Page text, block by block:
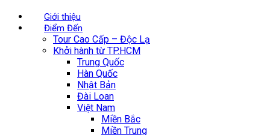
Giới thiệu
Điểm Đến
Tour Cao Cấp – Độc Lạ
Khởi hành từ TP.HCM
Trung Quốc
Hàn Quốc
Nhật Bản
Đài Loan
Việt Nam
Miền Bắc
Miền Trung